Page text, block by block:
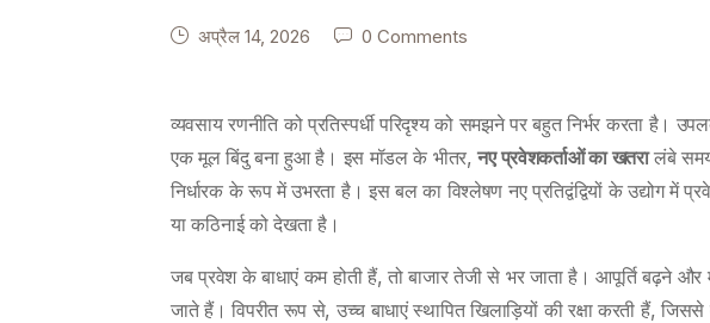
अप्रैल 14, 2026 0 Comments
व्यवसाय रणनीति को प्रतिस्पर्धी परिदृश्य को समझने पर बहुत निर्भर करता है।
एक मूल बिंदु बना हुआ है। इस मॉडल के भीतर,नए प्रवेशकर्ताओं का खतरालंबे समय
निर्धारक के रूप में उभरता है। इस बल का विश्लेषण नए प्रतिद्वंद्वियों के उद्योग में
या कठिनाई को देखता है।
जब प्रवेश के बाधाएं कम होती हैं, तो बाजार तेजी से भर जाता है। आपूर्ति बढ़ने और
जाते हैं। विपरीत रूप से, उच्च बाधाएं स्थापित खिलाड़ियों की रक्षा करती हैं,